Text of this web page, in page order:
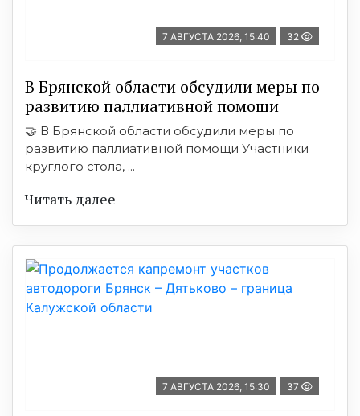
7 АВГУСТА 2026, 15:40 32
В Брянской области обсудили меры по
развитию паллиативной помощи
🤝 В Брянской области обсудили меры по
развитию паллиативной помощи Участники
круглого стола, ...
Читать далее
7 АВГУСТА 2026, 15:30 37